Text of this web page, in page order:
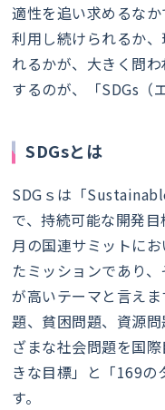
適性を追い求めるな
利用し続けられるか
れるかが、大きく問
するのが、「SDGs（
SDGsとは
SDGｓは「
で、持続可能な開発
月の国連サミットに
たミッションであり
が高いテーマと言え
題、貧困問題、資源
ざまな社会問題を国
きな目標」と「169の
す。